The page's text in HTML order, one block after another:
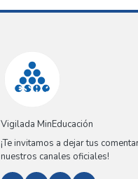
Vigilada MinEducación
¡Te invitamos a dejar tus
nuestros canales oficiales!